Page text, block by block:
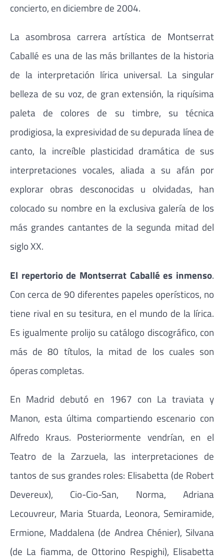
concierto, en diciembre de 2004.
La asombrosa carrera artística de Montserrat
Caballé es una de las más brillantes de la historia
de la interpretación lírica universal. La singular
belleza de su voz, de gran extensión, la riquísima
paleta de colores de su timbre, su técnica
prodigiosa, la expresividad de su depurada línea de
canto, la increíble plasticidad dramática de sus
interpretaciones vocales, aliada a su afán por
explorar obras desconocidas u olvidadas, han
colocado su nombre en la exclusiva galería de los
más grandes cantantes de la segunda mitad del
siglo XX.
El repertorio de Montserrat Caballé es inmenso.
Con cerca de 90 diferentes papeles operísticos, no
tiene rival en su tesitura, en el mundo de la lírica.
Es igualmente prolijo su catálogo discográfico, con
más de 80 títulos, la mitad de los cuales son
óperas completas.
En Madrid debutó en 1967 con La traviata y
Manon, esta última compartiendo escenario con
Alfredo Kraus. Posteriormente vendrían, en el
Teatro de la Zarzuela, las interpretaciones de
tantos de sus grandes roles: Elisabetta (de Robert
Devereux), Cio-Cio-San, Norma, Adriana
Lecouvreur, Maria Stuarda, Leonora, Semiramide,
Ermione, Maddalena (de Andrea Chénier), Silvana
(de La fiamma, de Ottorino Respighi), Elisabetta